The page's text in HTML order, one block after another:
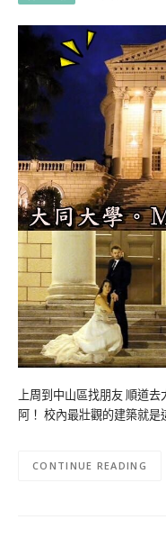
上周到中山區找朋友 順道
阿！ 校內最壯觀的建築就
CONTINUE READING